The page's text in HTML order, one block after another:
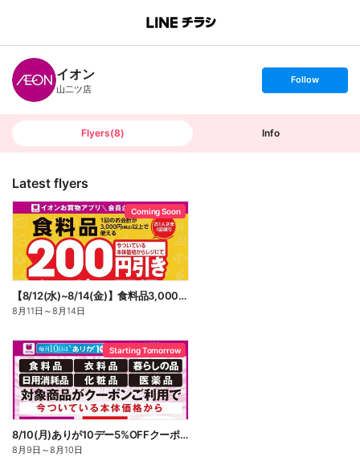
B
n
c
h
T
イオン
山二ツ店
s
t
o
Follow
Flyers(8) Info
Latest flyers
Coming Soon
【8/12(水)~8/14(金)】食料品3,000円(税込)以上200円引きクーポン配信!
8月11日 ～8月14日
Starting Tomorrow
8/10(月)ありが10デー5%OFFクーポン配信!
8月9日 ～8月10日